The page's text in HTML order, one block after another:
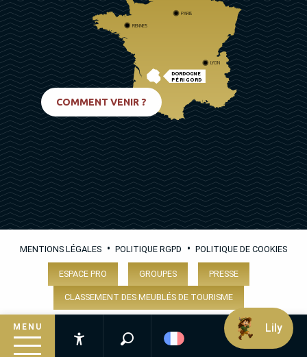
MENU
Recherche
DORDOGNE
PÉRIGORD
PARIS
RENNES
LYON
COMMENT VENIR ?
MENTIONS LÉGALES • POLITIQUE RGPD • POLITIQUE DE COOKIES
ESPACE PRO GROUPES PRESSE
CLASSEMENT DES MEUBLÉS DE TOURISME
Lily